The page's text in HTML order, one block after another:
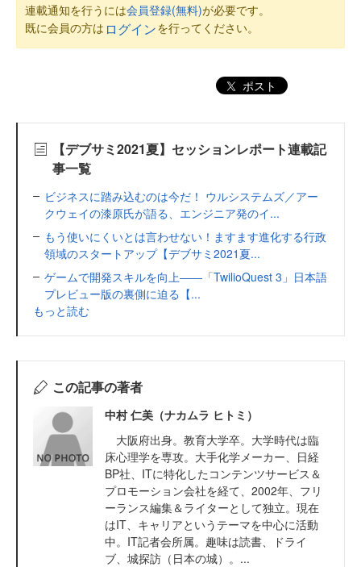
連載通知を行うには会員登録(無料)が必要です。
既に会員の方は ログインを行ってください。
ポスト
【デブサミ2021夏】セッションレポート連載記
事一覧
ビジネスに踏み込むのは今だ！ ウルシステムズ／アー
クウェイの漆原氏が語る、エンジニア発のイ...
もう使いにくいとは言わせない！ますます進化する行政
領域のスタートアップ【デブサミ2021夏...
ゲームで開発スキルを向上――「TwilioQuest 3」日本語
プレビュー版の裏側に迫る【...
もっと読む
この記事の著者
中村 仁美（ナカムラ ヒトミ）
大阪府出身。教育大学卒。大学時代は臨
床心理学を専攻。大手化学メーカー、日経
BP社、ITに特化したコンテンツサービス＆
プロモーション会社を経て、2002年、フリ
ーランス編集＆ライターとして独立。現在
はIT、キャリアというテーマを中心に活動
中。IT記者会所属。趣味は読書、ドライ
ブ、城探訪（日本の城）。...